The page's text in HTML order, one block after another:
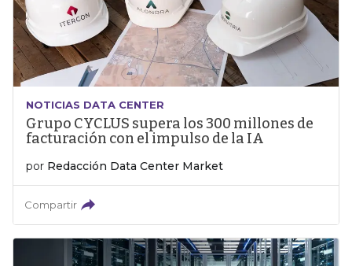
NOTICIAS DATA CENTER
Grupo CYCLUS supera los 300 millones de
facturación con el impulso de la IA
por Redacción Data Center Market
Compartir